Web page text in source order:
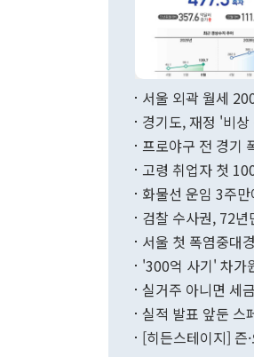
서울 외곽 월세
경기도, 재정 '비상
프로야구 전 경기
고령 취업자 첫
화물선 운임 3주
검찰 수사권, 72년
서울 첫 폭염중대
'300억 사기' 차가
실거주 아니면 세
실적 발표 앞둔 스
[히든스테이지] 즌